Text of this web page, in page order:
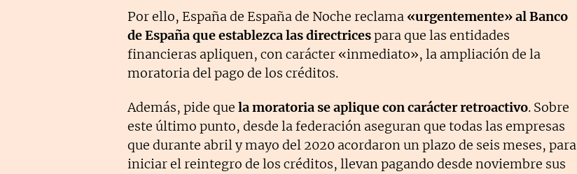
Por ello, España de España de Noche reclama «urgentemente» al Banco
de España que establezca las directricespara que las entidades
financieras apliquen, con carácter «inmediato», la ampliación de la
moratoria del pago de los créditos.
Además, pide que la moratoria se aplique con carácter retroactivo. Sobre
este último punto, desde la federación aseguran que todas las empresas
que durante abril y mayo del 2020 acordaron un plazo de seis meses, para
iniciar el reintegro de los créditos, llevan pagando desde noviembre sus